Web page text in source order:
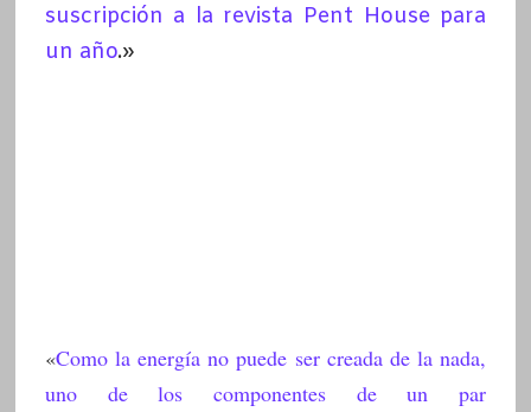
suscripción a la revista Pent House para
un año.»
«Como la energía no puede ser creada de la nada,
uno de los componentes de un par